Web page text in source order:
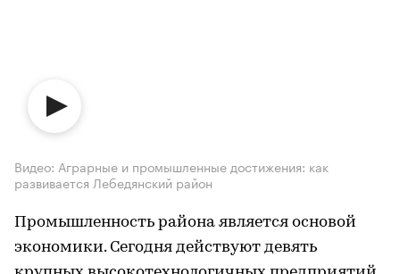
Видео: Аграрные и промышленные достижения: как
развивается Лебедянский район
Промышленность района является основой
экономики. Сегодня действуют девять